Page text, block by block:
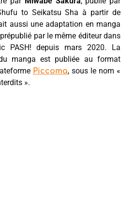
to Seikatsu Sha à partir de
aussi une adaptation en manga
par le même éditeur dans
PASH! depuis mars 2020. La
manga est publiée au format
Piccoma, sous le nom «
».